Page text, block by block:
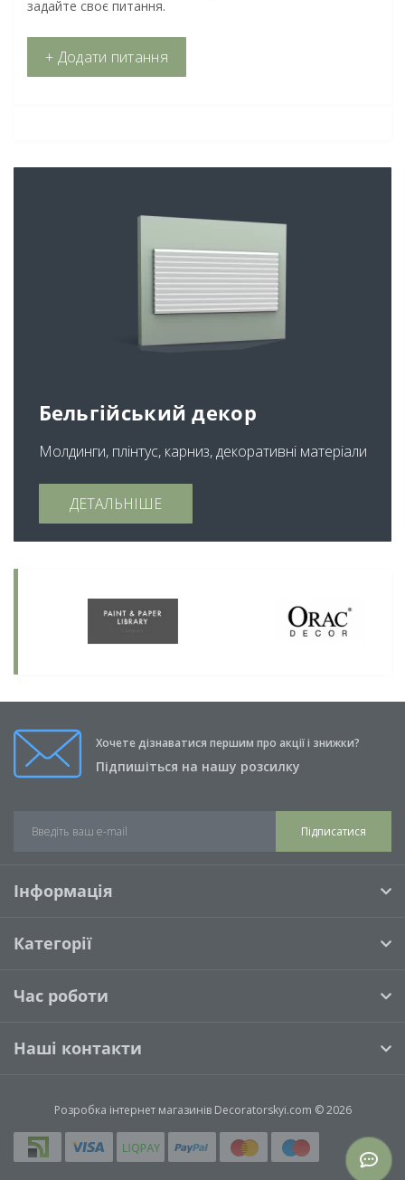
задайте своє питання.
+ Додати питання
Бельгійський декор
Молдинги, плінтус, карниз, декоративні матеріали
ДЕТАЛЬНІШЕ
Хочете дізнаватися першим про акції і знижки?
Підпишіться на нашу розсилку
Підписатися
Інформація
Категорії
Час роботи
Наші контакти
Розробка інтернет магазинівDecoratorskyi.com © 2026